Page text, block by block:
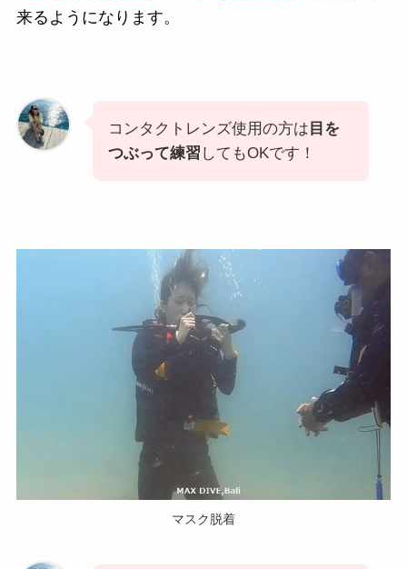
来るようになります。
コンタクトレンズ使用の方は 目を
つぶって練習 してもOKです！
マスク脱着